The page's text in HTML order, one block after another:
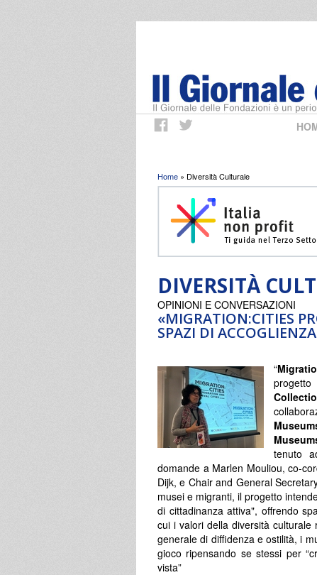
Tu sei qui
Home » Diversità Culturale
DIVERSITÀ
«MIGRATION:CITIES
SPAZI DI
OPINIONI E CONVERSAZIONI
“
tenuto
domande a Marlen Mouliou, co-
Dijk, e Chair and General
musei e migranti, il progetto
di cittadinanza attiva", offrendo
cui i valori della diversità
generale di diffidenza e ostilità, i
gioco ripensando se stessi per
vista”